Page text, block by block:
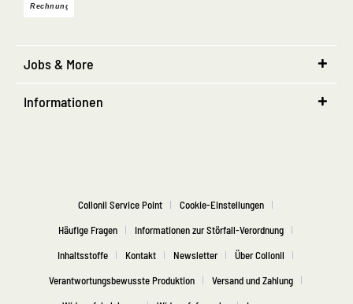
Jobs & More
Informationen
Collonil Service Point
Cookie-Einstellungen
Häufige Fragen
Informationen zur Störfall-Verordnung
Inhaltsstoffe
Kontakt Newsletter
Über Collonil
Verantwortungsbewusste Produktion
Versand und Zahlung